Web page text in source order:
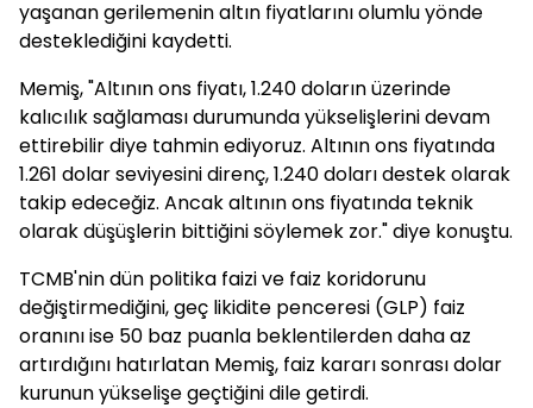
yaşanan gerilemenin altın fiyatlarını olumlu yönde
desteklediğini kaydetti.
Memiş, "Altının ons fiyatı, 1.240 doların üzerinde
kalıcılık sağlaması durumunda yükselişlerini devam
ettirebilir diye tahmin ediyoruz. Altının ons fiyatında
1.261 dolar seviyesini direnç, 1.240 doları destek olarak
takip edeceğiz. Ancak altının ons fiyatında teknik
olarak düşüşlerin bittiğini söylemek zor." diye konuştu.
TCMB'nin dün politika faizi ve faiz koridorunu
değiştirmediğini, geç likidite penceresi (GLP) faiz
oranını ise 50 baz puanla beklentilerden daha az
artırdığını hatırlatan Memiş, faiz kararı sonrası dolar
kurunun yükselişe geçtiğini dile getirdi.